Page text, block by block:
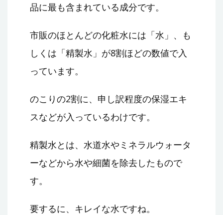
品に最も含まれている成分です。
市販のほとんどの化粧水には「水」、も
しくは「精製水」が8割ほどの数値で入
っています。
のこりの2割に、申し訳程度の保湿エキ
スなどが入っているわけです。
精製水とは、水道水やミネラルウォータ
ーなどから水や細菌を除去したもので
す。
要するに、キレイな水ですね。